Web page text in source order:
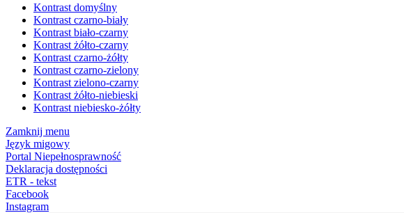
Kontrast domyślny
Kontrast czarno-biały
Kontrast biało-czarny
Kontrast żółto-czarny
Kontrast czarno-żółty
Kontrast czarno-zielony
Kontrast zielono-czarny
Kontrast żółto-niebieski
Kontrast niebiesko-żółty
Zamknij menu
Język migowy
Portal Niepełnosprawność
Deklaracja dostępności
ETR - tekst
Facebook
Instagram